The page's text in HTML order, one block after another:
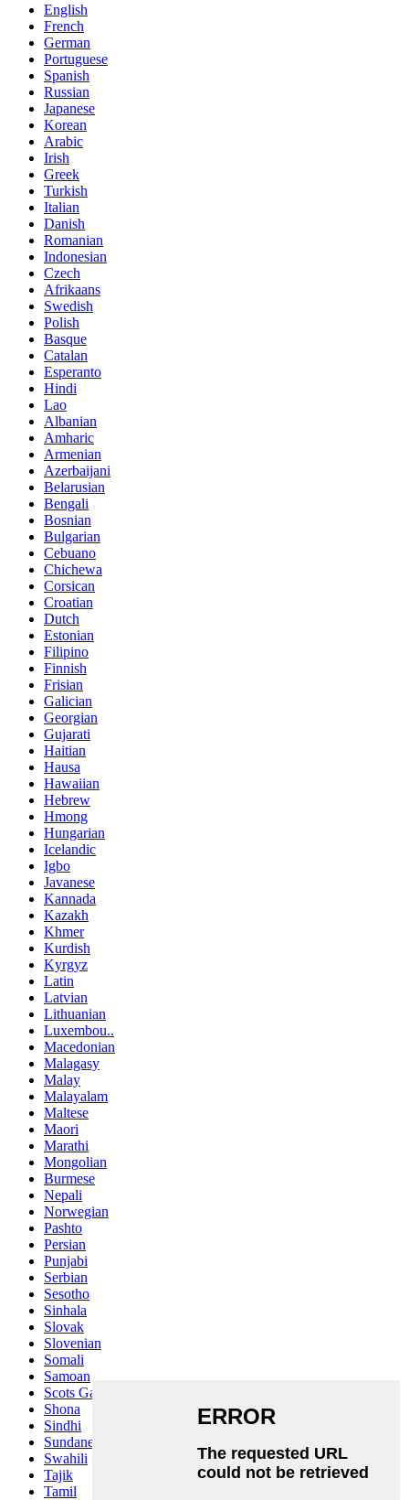
English
French
German
Portuguese
Spanish
Russian
Japanese
Korean
Arabic
Irish
Greek
Turkish
Italian
Danish
Romanian
Indonesian
Czech
Afrikaans
Swedish
Polish
Basque
Catalan
Esperanto
Hindi
Lao
Albanian
Amharic
Armenian
Azerbaijani
Belarusian
Bengali
Bosnian
Bulgarian
Cebuano
Chichewa
Corsican
Croatian
Dutch
Estonian
Filipino
Finnish
Frisian
Galician
Georgian
Gujarati
Haitian
Hausa
Hawaiian
Hebrew
Hmong
Hungarian
Icelandic
Igbo
Javanese
Kannada
Kazakh
Khmer
Kurdish
Kyrgyz
Latin
Latvian
Lithuanian
Luxembou..
Macedonian
Malagasy
Malay
Malayalam
Maltese
Maori
Marathi
Mongolian
Burmese
Nepali
Norwegian
Pashto
Persian
Punjabi
Serbian
Sesotho
Sinhala
Slovak
Slovenian
Somali
Samoan
Scots Gaelic
Shona
Sindhi
Sundanese
Swahili
Tajik
Tamil